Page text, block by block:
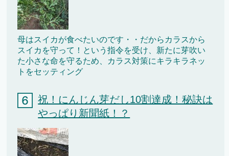
母はスイカが食べたいのです・・だからカラスから
スイカを守って！という指令を受け、新たに芽吹い
た小さな命を守るため、カラス対策にキラキラネッ
トをセッティング
祝！にんじん芽だし10割達成！秘訣は
やっぱり新聞紙！？